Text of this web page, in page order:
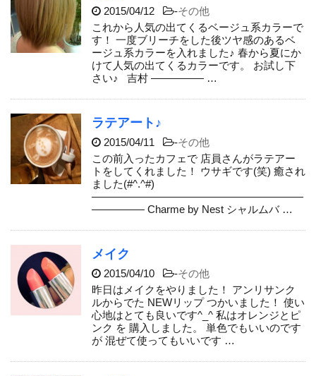
2015/04/12 -その他
これから人気の出てくるベージュ系カラーで
す！ 一度ブリーチをした後ツヤ感のあるベ
ージュ系カラーを入れました♪ 春から夏にか
けて人気の出てくるカラーです。 お試し下
さい♪ 吉村 ————— …
ラテアート♪
2015/04/11 -その他
この前入ったカフェで 店員さんがラテアー
トをしてくれました！ ウサギです(笑) 癒され
ました(#^.^#)
————————————————————
————— Charme by Nest シャルムバ …
メイク
2015/04/10 -その他
昨日はメイクをやりました！ アンリサンク
ルからでた NEWリップ つかいました！ 使い
心地はとても良いです^_^ 私はオレンジとピ
ンク を 購入しました。 単色でもいいのです
が 混ぜて使ってもいいです …